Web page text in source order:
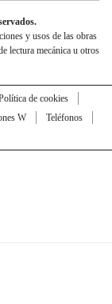
y usos de las obras
lectura mecánica u otros
de cookies
W
Teléfonos